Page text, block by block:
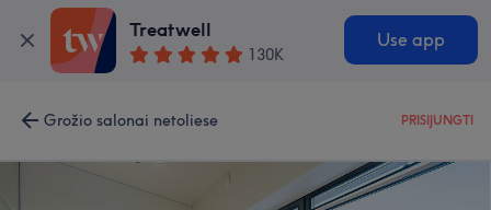
Treatwell
130K
Use app
Grožio salonai netoliese PRISIJUNGTI